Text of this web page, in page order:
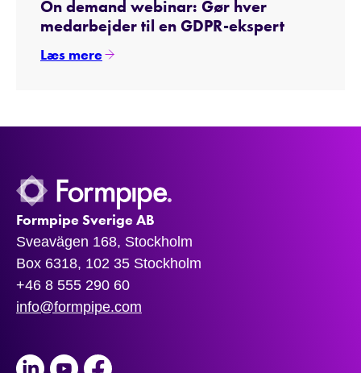
On demand webinar: Gør hver
medarbejder til en GDPR-ekspert
Læs mere
Formpipe Sverige AB
Sveavägen 168, Stockholm
Box 6318, 102 35 Stockholm
+46 8 555 290 60
info@formpipe.com
LinkedInYoutubeFacebook